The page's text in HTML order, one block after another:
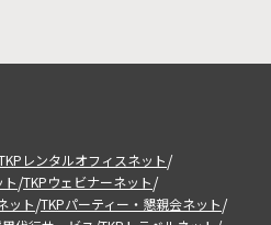
レンタルオフィスネット/
/TKPウェビナーネット/
ット/TKPパーティー・懇親会ネット/